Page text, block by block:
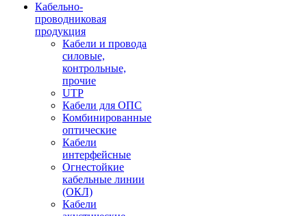
Кабельно-
проводниковая
продукция
Кабели и провода
силовые,
контрольные,
прочие
UTP
Кабели для ОПС
Комбинированные
оптические
Кабели
интерфейсные
Огнестойкие
кабельные линии
(ОКЛ)
Кабели